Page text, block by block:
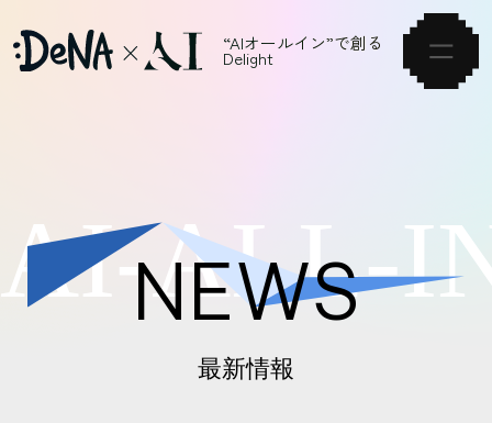
“AIオールイン”で創る
Delight
VISION
NEWS
AI-ALL-I
NEWS
最新情報